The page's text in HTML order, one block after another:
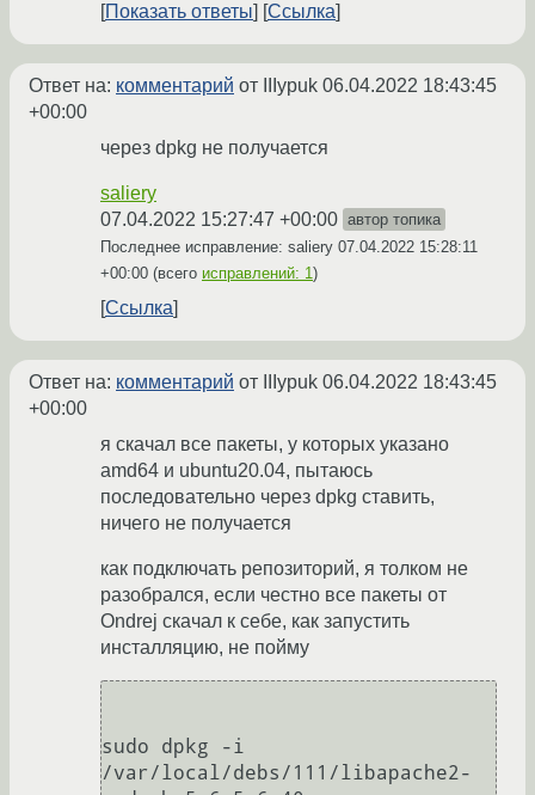
Показать ответы
Ссылка
Ответ на: комментарий от IIIypuk 06.04.2022 18:43:45
+00:00
через dpkg не получается
saliery
07.04.2022 15:27:47 +00:00 автор топика
Последнее исправление: saliery 07.04.2022 15:28:11
+00:00 (всего исправлений: 1)
Ссылка
Ответ на: комментарий от IIIypuk 06.04.2022 18:43:45
+00:00
я скачал все пакеты, у которых указано
amd64 и ubuntu20.04, пытаюсь
последовательно через dpkg ставить,
ничего не получается
как подключать репозиторий, я толком не
разобрался, если честно все пакеты от
Ondrej скачал к себе, как запустить
инсталляцию, не пойму
sudo dpkg -i
/var/local/debs/111/libapache2-